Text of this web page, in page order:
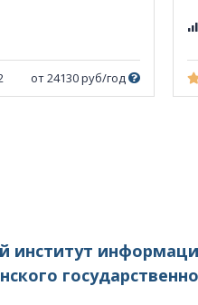
от 24130 руб/год
институт